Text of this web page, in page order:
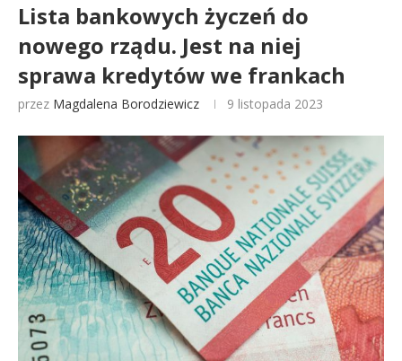
Lista bankowych życzeń do
nowego rządu. Jest na niej
sprawa kredytów we frankach
przez Magdalena Borodziewicz 9 listopada 2023